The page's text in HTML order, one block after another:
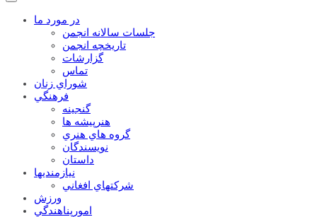
در مورد ما
جلسات سالانه انجمن
تاریخچه انجمن
گزارشات
تماس
شوراي زنان
فرهنگي
گنجينه
هنرپيشه ها
گروه هاي هنري
نويسندگان
داستان
نيازمنديها
شرکتهاي افغاني
ورزش
امورپناهندگي